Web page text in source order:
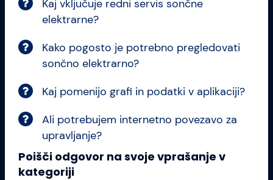
Kaj vključuje redni servis sončne
elektrarne?
Kako pogosto je potrebno pregledovati
sončno elektrarno?
Kaj pomenijo grafi in podatki v aplikaciji?
Ali potrebujem internetno povezavo za
upravljanje?
Poišči odgovor na svoje vprašanje v
kategoriji